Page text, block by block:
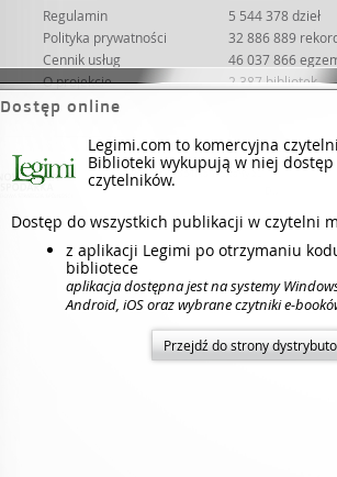
Regulamin
Polityka prywatności
Cennik usług
O projekcie
5 544 378 dzieł
32 886 889
46 037 866
2 387 bibliotek
Projekt współfinansowany ze środków Unii
Dostęp online
Legimi.com to komercyjna
Biblioteki wykupują w niej
czytelników.
Dostęp do wszystkich publikacji w czytelni
z aplikacji Legimi po otrzymaniu
bibliotece
aplikacja dostępna jest na systemy
Android, iOS oraz wybrane czytniki e-
Przejdź do strony